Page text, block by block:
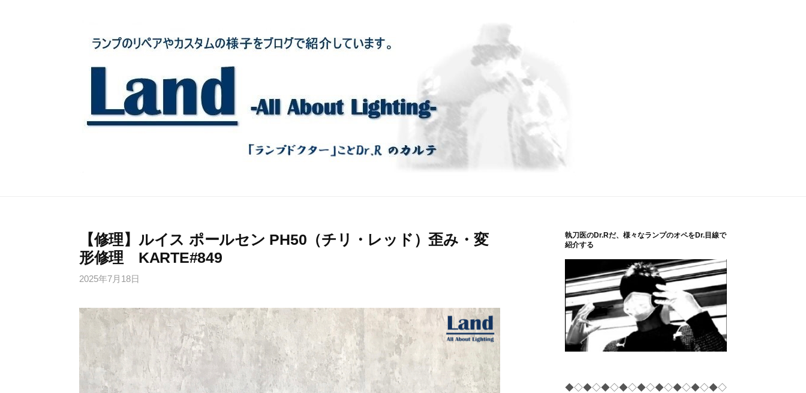
【修理】ルイス ポールセン PH50（チリ・レッド）歪み・変
形修理 KARTE#849
2025年7月18日
執刀医のDr.Rだ、様々なランプのオペをDr.目線で
紹介する
◆◇◆◇◆◇◆◇◆◇◆◇◆◇◆◇◆◇